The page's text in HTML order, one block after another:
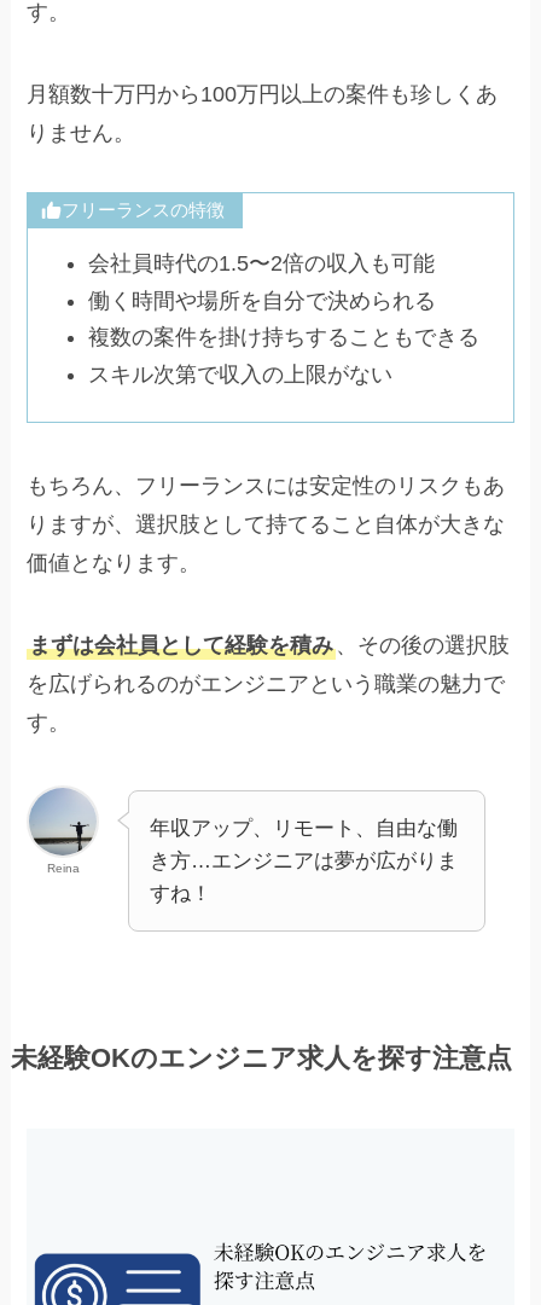
す。
月額数十万円から100万円以上の案件も珍しくあ
りません。
フリーランスの特徴
会社員時代の1.5〜2倍の収入も可能
働く時間や場所を自分で決められる
複数の案件を掛け持ちすることもできる
スキル次第で収入の上限がない
もちろん、フリーランスには安定性のリスクもあ
りますが、選択肢として持てること自体が大きな
価値となります。
まずは会社員として経験を積み、その後の選択肢
を広げられるのがエンジニアという職業の魅力で
す。
Reina
年収アップ、リモート、自由な働
き方…エンジニアは夢が広がりま
すね！
未経験OKのエンジニア求人を探す注意点